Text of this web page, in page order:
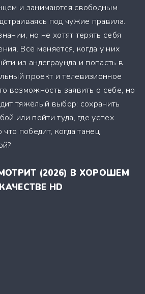
и занимаются свободным
под чужие правила.
но не хотят терять себя
Всё меняется, когда у них
из андеграунда и попасть в
проект и телевизионное
возможность заявить о себе, но
тяжёлый выбор: сохранить
или пойти туда, где успех
победит, когда танец
(2026) В ХОРОШЕМ
КАЧЕСТВЕ HD